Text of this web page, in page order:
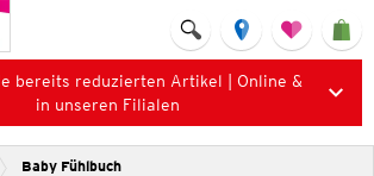
bereits reduzierten Artikel | Online &
in unseren Filialen
Baby Fühlbuch